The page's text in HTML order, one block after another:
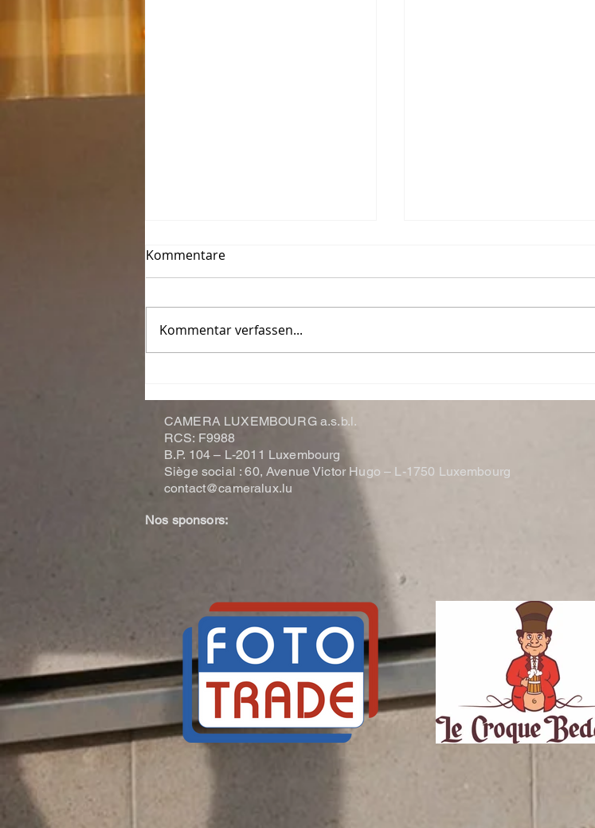
Yutz fête ses 50 ans
KIEFFER
Kommentare
Kommentar verfassen...
CAMERA LUXEMBOURG a.s.b.l.
RCS: F9988
B.P. 104 – L-2011 Luxembourg
Siège social : 60, Avenue Victor Hugo – L-1750 Luxembourg
contact@cameralux.lu
Nos sponsors: